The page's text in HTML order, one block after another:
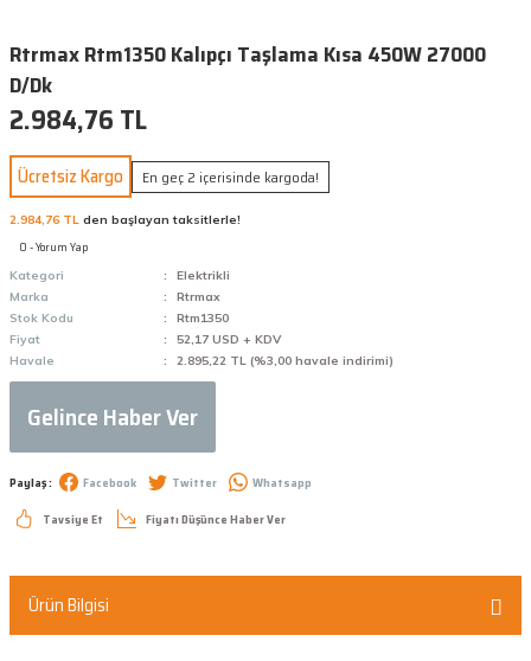
Rtrmax Rtm1350 Kalıpçı Taşlama Kısa 450W 27000
D/Dk
2.984,76 TL
Ücretsiz Kargo En geç 2 içerisinde kargoda!
2.984,76 TL den başlayan taksitlerle!
0 - Yorum Yap
Kategori
Elektrikli
Marka
Rtrmax
Stok Kodu
Rtm1350
Fiyat
52,17 USD + KDV
Havale
2.895,22 TL (%3,00 havale indirimi)
Gelince Haber Ver
Paylaş : Facebook Twitter
Whatsapp
Tavsiye Et
Fiyatı Düşünce Haber Ver
Ürün Bilgisi